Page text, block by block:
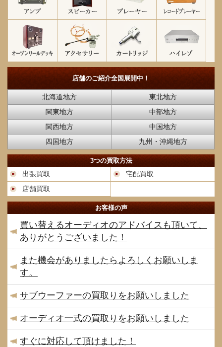
店舗のご紹介全国展開中！
北海道地方
東北地方
関東地方
中部地方
関西地方
中国地方
四国地方
九州・沖縄地方
3つの買取方法
出張買取
宅配買取
店舗買取
お客様の声
買い替えるオーディオのアドバイスも頂いて、
ありがとうございました！
また機会がありましたらよろしくお願いしま
す。
サブウーファーの買取りをお願いしました
オーディオ一式の買取りをお願いしました
すぐに対応して頂けました！